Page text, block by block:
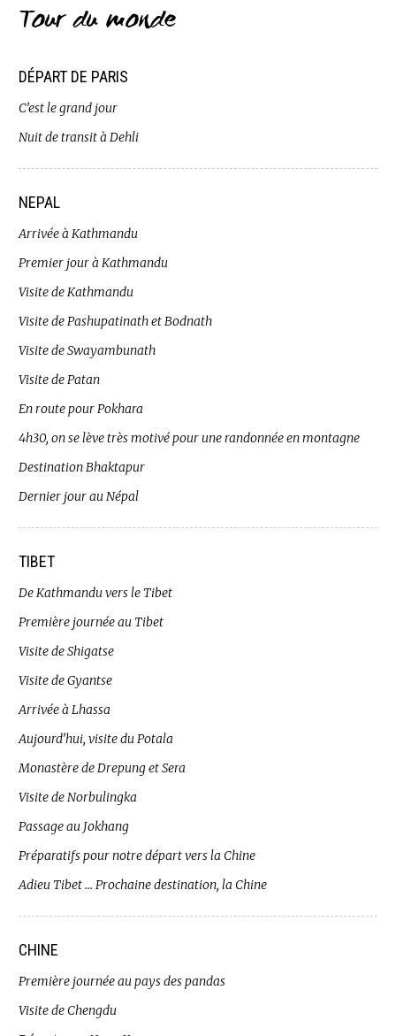
Tour du monde
DÉPART DE PARIS
C’est le grand jour
Nuit de transit à Dehli
NEPAL
Arrivée à Kathmandu
Premier jour à Kathmandu
Visite de Kathmandu
Visite de Pashupatinath et Bodnath
Visite de Swayambunath
Visite de Patan
En route pour Pokhara
4h30, on se lève très motivé pour une randonnée en montagne
Destination Bhaktapur
Dernier jour au Népal
TIBET
De Kathmandu vers le Tibet
Première journée au Tibet
Visite de Shigatse
Visite de Gyantse
Arrivée à Lhassa
Aujourd’hui, visite du Potala
Monastère de Drepung et Sera
Visite de Norbulingka
Passage au Jokhang
Préparatifs pour notre départ vers la Chine
Adieu Tibet … Prochaine destination, la Chine
CHINE
Première journée au pays des pandas
Visite de Chengdu